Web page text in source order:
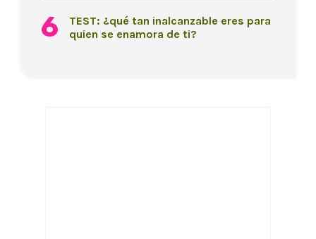
TEST: ¿qué tan inalcanzable eres para
quien se enamora de ti?